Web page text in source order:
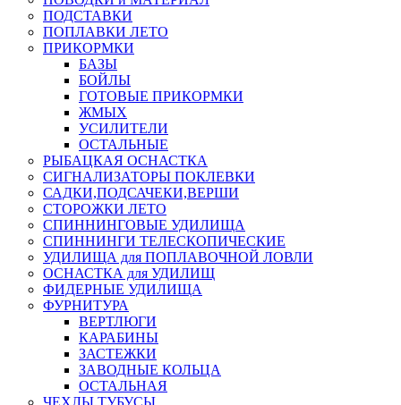
ПОДСТАВКИ
ПОПЛАВКИ ЛЕТО
ПРИКОРМКИ
БАЗЫ
БОЙЛЫ
ГОТОВЫЕ ПРИКОРМКИ
ЖМЫХ
УСИЛИТЕЛИ
ОСТАЛЬНЫЕ
РЫБАЦКАЯ ОСНАСТКА
СИГНАЛИЗАТОРЫ ПОКЛЕВКИ
САДКИ,ПОДСАЧЕКИ,ВЕРШИ
СТОРОЖКИ ЛЕТО
СПИННИНГОВЫЕ УДИЛИЩА
СПИННИНГИ ТЕЛЕСКОПИЧЕСКИЕ
УДИЛИЩА для ПОПЛАВОЧНОЙ ЛОВЛИ
ОСНАСТКА для УДИЛИЩ
ФИДЕРНЫЕ УДИЛИЩА
ФУРНИТУРА
ВЕРТЛЮГИ
КАРАБИНЫ
ЗАСТЕЖКИ
ЗАВОДНЫЕ КОЛЬЦА
ОСТАЛЬНАЯ
ЧЕХЛЫ,ТУБУСЫ